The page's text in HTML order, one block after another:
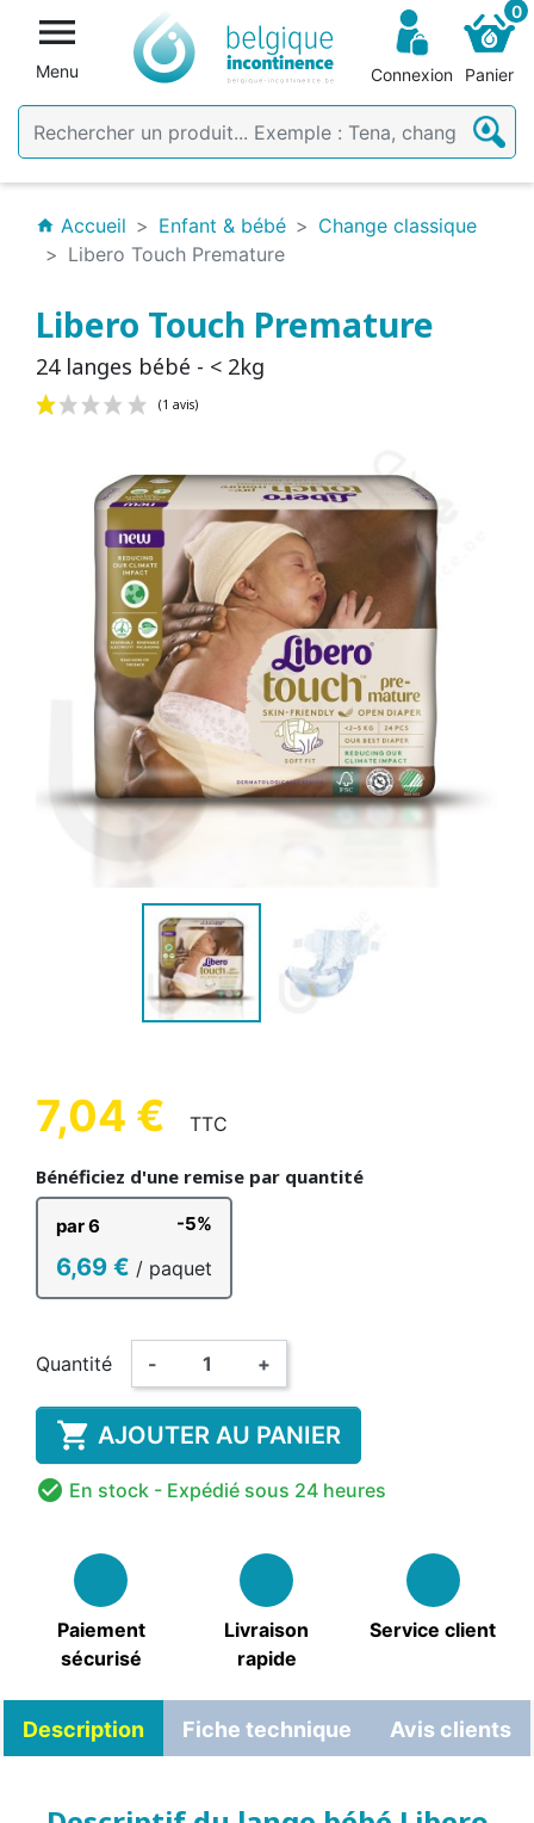

Menu Connexion
0
Panier
home Accueil Enfant & bébé
Change classique
Libero Touch Premature
Libero Touch Premature
24 langes bébé - < 2kg
(1 avis)
7,04 € TTC
Bénéficiez d'une remise par quantité
par 6 -5%
6,69 € / paquet
Quantité - +
 AJOUTER AU PANIER
 En stock - Expédié sous 24 heures
Paiement
sécurisé
Livraison
rapide
Service client
Description Fiche technique Avis clients